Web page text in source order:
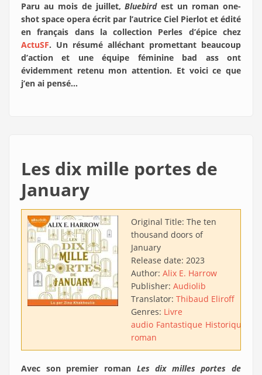
Paru au mois de juillet,Bluebirdest un roman one-
shot space opera écrit par l’autrice Ciel Pierlot et édité
en français dans la collection Perles d’épice chez
ActuSF. Un résumé alléchant promettant beaucoup
d’action et une équipe féminine bad ass ont
évidemment retenu mon attention. Et voici ce que
j’en ai pensé…
Les dix mille portes de
January
Original Title: The ten
thousand doors of
January
Release date: 2023
Author: Alix E. Harrow
Publisher: Audiolib
Translator: Thibaud Eliroff
Genres: Livre
audio Fantastique Historique
roman
Avec son premier roman Les dix milles portes de